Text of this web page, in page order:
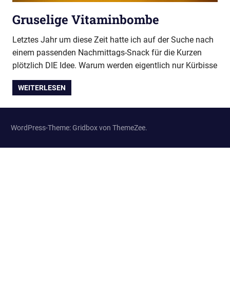
Gruselige Vitaminbombe
Letztes Jahr um diese Zeit hatte ich auf der Suche nach
einem passenden Nachmittags-Snack für die Kurzen
plötzlich DIE Idee. Warum werden eigentlich nur Kürbisse
WEITERLESEN
WordPress-Theme: Gridbox von ThemeZee.